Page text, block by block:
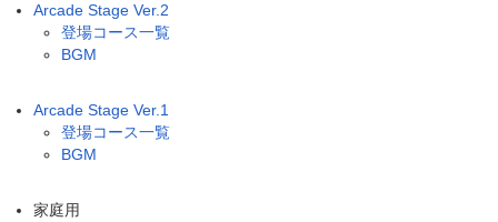
Arcade Stage Ver.2
登場コース一覧
BGM
Arcade Stage Ver.1
登場コース一覧
BGM
家庭用